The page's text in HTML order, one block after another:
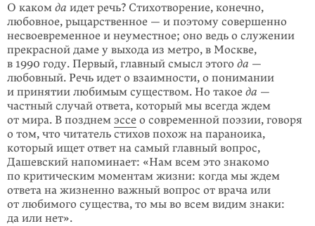
О каком да идет речь? Стихотворение, конечно,
любовное, рыцарственное — и поэтому совершенно
несвоевременное и неуместное; оно ведь о служении
прекрасной даме у выхода из метро, в Москве,
в 1990 году. Первый, главный смысл этого да —
любовный. Речь идет о взаимности, о понимании
и принятии любимым существом. Но такое да —
частный случай ответа, который мы всегда ждем
от мира. В позднем эссе о современной поэзии, говоря
о том, что чита­тель стихов похож на параноика,
который ищет ответ на самый главный вопрос,
Дашевский напоминает: «Нам всем это знакомо
по критическим моментам жизни: когда мы ждем
ответа на жизненно важный вопрос от врача или
от любимого существа, то мы во всем видим знаки:
да или нет».